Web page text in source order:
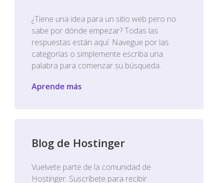
¿Tiene una idea para un sitio web pero no
sabe por dónde empezar? Todas las
respuestas están aquí. Navegue por las
categorías o simplemente escriba una
palabra para comenzar su búsqueda.
Aprende más
Blog de Hostinger
Vuelvete parte de la comunidad de
Hostinger. Suscríbete para recibir